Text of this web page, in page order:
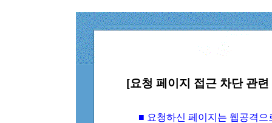
[요청 페이지 접근 차단 관
■ 요청하신 페이지는 웹공격